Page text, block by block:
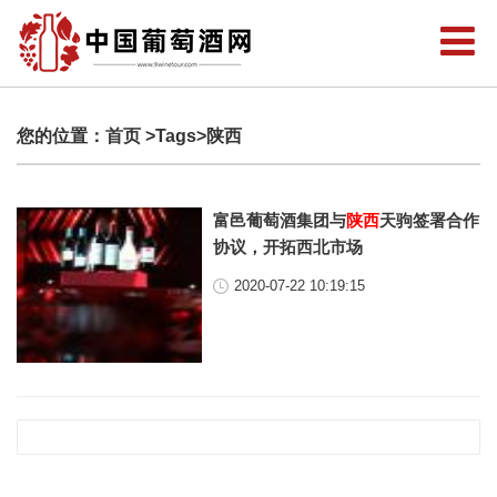
您的位置： 首页 >Tags>陕西
富邑葡萄酒集团与陕西天驹签署合作
协议，开拓西北市场
2020-07-22 10:19:15